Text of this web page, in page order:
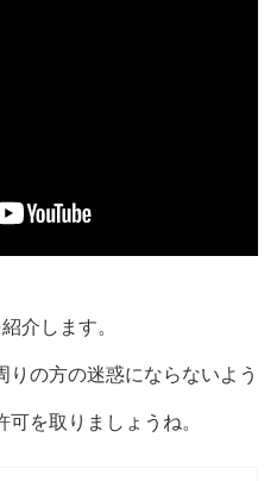
介します。
の方の迷惑にならないよう
を取りましょうね。